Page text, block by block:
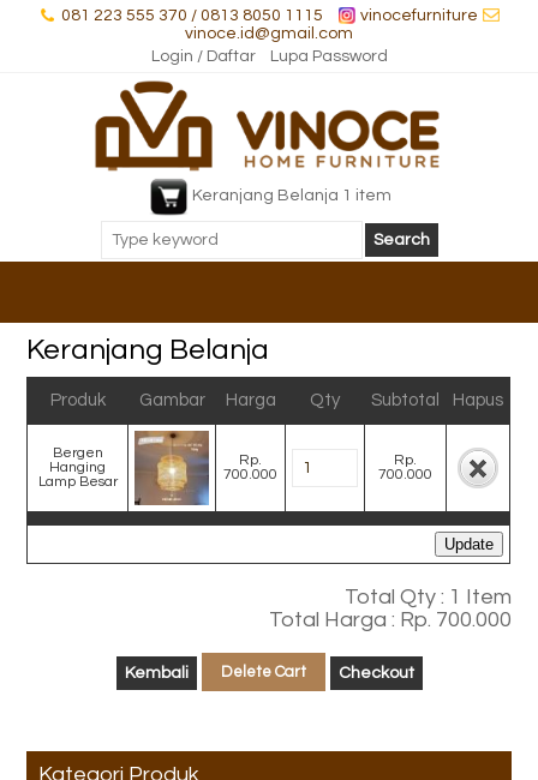
081 223 555 370 / 0813 8050 1115
vinocefurniture
vinoce.id@gmail.com
Login / Daftar
Lupa Password
Keranjang Belanja 1 item
Keranjang Belanja
Produk Gambar Harga Qty Subtotal Hapus
Bergen
Hanging
Lamp Besar
Rp.
700.000
Rp.
700.000
Update
Total Qty : 1 Item
Total Harga : Rp. 700.000
Delete Cart
Kategori Produk